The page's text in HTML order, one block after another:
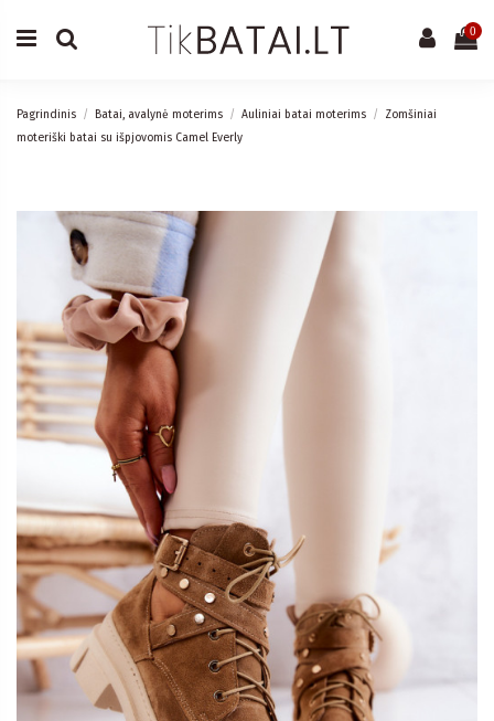
0
Pagrindinis Batai, avalynė moterims Auliniai batai moterims
Zomšiniai
moteriški batai su išpjovomis Camel Everly